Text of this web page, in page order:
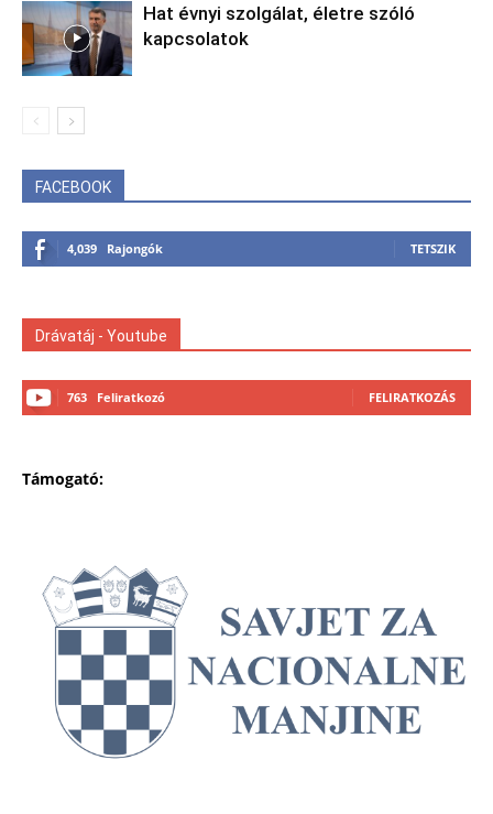
Hat évnyi szolgálat, életre szóló
kapcsolatok
FACEBOOK
4,039 Rajongók TETSZIK
Drávatáj - Youtube
763 Feliratkozó FELIRATKOZÁS
Támogató: